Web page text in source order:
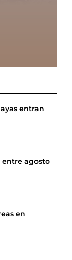
entran
entre agosto
en